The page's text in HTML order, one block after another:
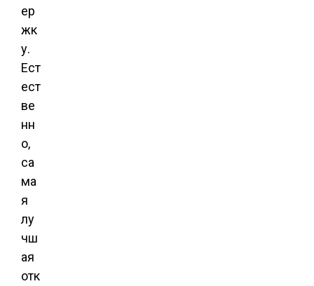
ер
жк
у.
Ест
ест
ве
нн
о,
са
ма
я
лу
чш
ая
отк